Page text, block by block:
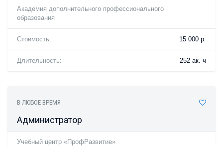
Академия дополнительного профессионального
образования
Стоимость: 15 000 р.
Длительность: 252 ак. ч
В ЛЮБОЕ ВРЕМЯ
Администратор
Учебный центр «ПрофРазвитие»